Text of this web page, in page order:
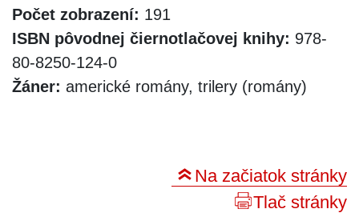
Počet zobrazení: 191
ISBN pôvodnej čiernotlačovej knihy: 978-
80-8250-124-0
Žáner: americké romány, trilery (romány)
Na začiatok stránky
Tlač stránky